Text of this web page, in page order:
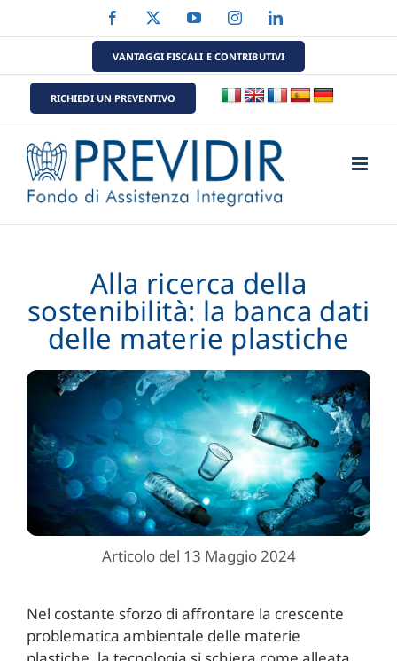
al
Facebook YouTubeInstagramLinkedIn
VANTAGGI FISCALI E CONTRIBUTIVI
RICHIEDI UN PREVENTIVO
Alla ricerca della
sostenibilità: la banca dati
delle materie plastiche
Articolo del 13 Maggio 2024
Nel costante sforzo di affrontare la crescente
problematica ambientale delle materie